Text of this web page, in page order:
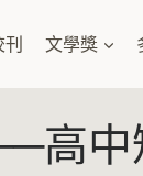
文學獎
高中